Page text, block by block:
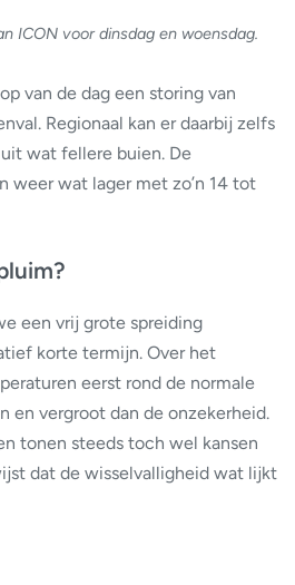
ICON voor dinsdag en woensdag.
van de dag een storing van
Regionaal kan er daarbij zelfs
wat fellere buien. De
weer wat lager met zo’n 14 tot
een vrij grote spreiding
korte termijn. Over het
eerst rond de normale
en vergroot dan de onzekerheid.
tonen steeds toch wel kansen
dat de wisselvalligheid wat lijkt